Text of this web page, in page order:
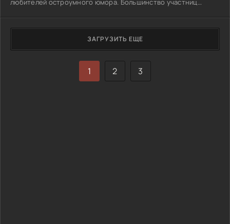
любителей остроумного юмора. Большинство участниц
несмотря на свое совершенно, не театральное образование,
защищенные диссертации и изданные сборники очень даже
лирических стихов. Уверенно ощущают себя в рамках
юмороформатной передачи. Ради любителей смотреть
ЗАГРУЗИТЬ ЕЩЕ
1 2 3